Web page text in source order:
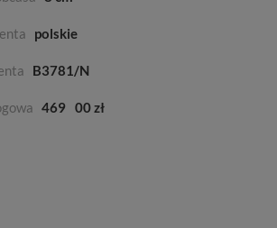
polskie
B3781/N
469 00 zł